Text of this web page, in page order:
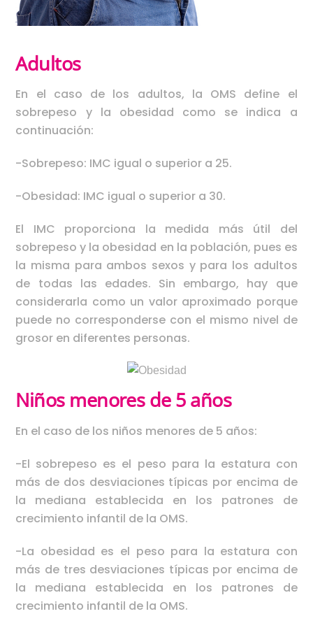
Adultos
En el caso de los adultos, la OMS define el
sobrepeso y la obesidad como se indica a
continuación:
-Sobrepeso: IMC igual o superior a 25.
-Obesidad: IMC igual o superior a 30.
El IMC proporciona la medida más útil del
sobrepeso y la obesidad en la población, pues es
la misma para ambos sexos y para los adultos
de todas las edades. Sin embargo, hay que
considerarla como un valor aproximado porque
puede no corresponderse con el mismo nivel de
grosor en diferentes personas.
Niños menores de 5 años
En el caso de los niños menores de 5 años:
-El sobrepeso es el peso para la estatura con
más de dos desviaciones típicas por encima de
la mediana establecida en los patrones de
crecimiento infantil de la OMS.
-La obesidad es el peso para la estatura con
más de tres desviaciones típicas por encima de
la mediana establecida en los patrones de
crecimiento infantil de la OMS.